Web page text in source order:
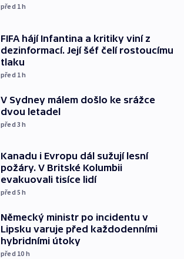
před 1h
FIFA hájí Infantina a kritiky viní z
dezinformací. Její šéf čelí rostoucímu
tlaku
před 1h
V Sydney málem došlo ke srážce
dvou letadel
před 3h
Kanadu i Evropu dál sužují lesní
požáry. V Britské Kolumbii
evakuovali tisíce lidí
před 5h
Německý ministr po incidentu v
Lipsku varuje před každodenními
hybridními útoky
před 10 h